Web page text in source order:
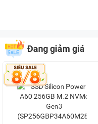
Đang giảm giá